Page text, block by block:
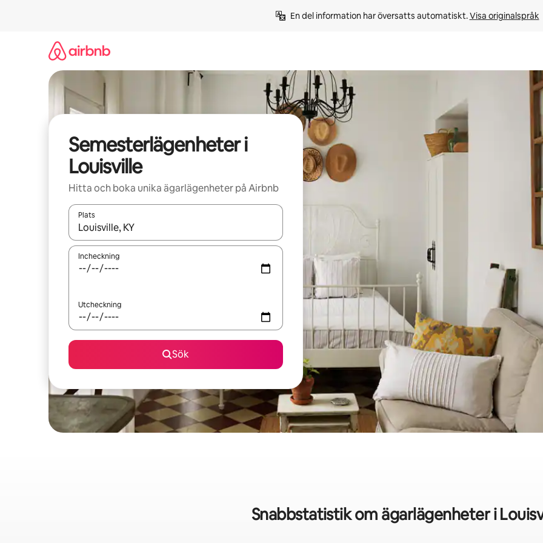
En del information har översatts automatiskt. Visa originalspråk
Semesterlägenheter i
Louisville
Hitta och boka unika ägarlägenheter på Airbnb
Plats
När resultaten är tillgängliga kan du navigera med upp- och nedåtpilarna eller utforska genom att trycka eller svepa.
Incheckning
Utcheckning
Sök
Snabbstatistik om ägarlägenheter i